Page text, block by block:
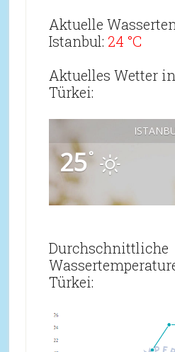
Aktuelle
Istanbul: 24 °C
Aktuelles Wetter
Türkei:
25°
Durchschnittliche
Türkei: